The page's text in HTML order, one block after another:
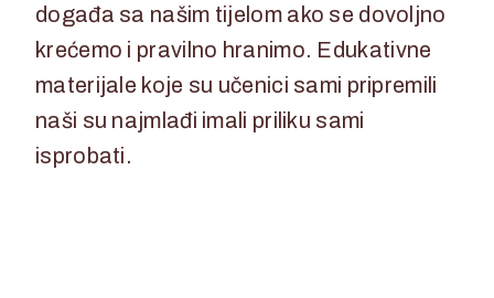
događa sa našim tijelom ako se dovoljno
krećemo i pravilno hranimo. Edukativne
materijale koje su učenici sami pripremili
naši su najmlađi imali priliku sami
isprobati.